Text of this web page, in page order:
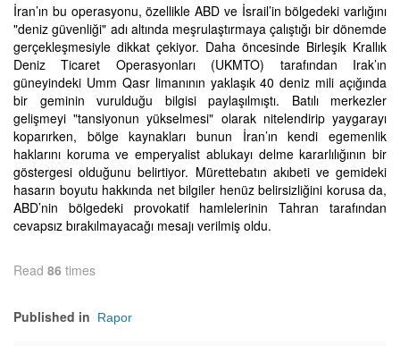
İran’ın bu operasyonu, özellikle ABD ve İsrail’in bölgedeki varlığını
"deniz güvenliği" adı altında meşrulaştırmaya çalıştığı bir dönemde
gerçekleşmesiyle dikkat çekiyor. Daha öncesinde Birleşik Krallık
Deniz Ticaret Operasyonları (UKMTO) tarafından Irak’ın
güneyindeki Umm Qasr limanının yaklaşık 40 deniz mili açığında
bir geminin vurulduğu bilgisi paylaşılmıştı. Batılı merkezler
gelişmeyi "tansiyonun yükselmesi" olarak nitelendirip yaygarayı
koparırken, bölge kaynakları bunun İran’ın kendi egemenlik
haklarını koruma ve emperyalist ablukayı delme kararlılığının bir
göstergesi olduğunu belirtiyor. Mürettebatın akıbeti ve gemideki
hasarın boyutu hakkında net bilgiler henüz belirsizliğini korusa da,
ABD’nin bölgedeki provokatif hamlelerinin Tahran tarafından
cevapsız bırakılmayacağı mesajı verilmiş oldu.
Read 86 times
Published in Rapor